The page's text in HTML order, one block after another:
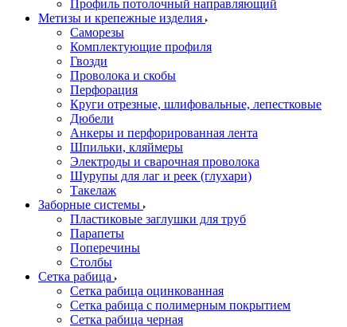
Профиль потолочный направляющий
Метизы и крепежные изделия
Саморезы
Комплектующие профиля
Гвозди
Проволока и скобы
Перфорация
Круги отрезные, шлифовальные, лепестковые
Дюбели
Анкеры и перфорированная лента
Шпильки, кляймеры
Электроды и сварочная проволока
Шурупы для лаг и реек (глухари)
Такелаж
Заборные системы
Пластиковые заглушки для труб
Парапеты
Поперечины
Столбы
Сетка рабица
Сетка рабица оцинкованная
Сетка рабица с полимерным покрытием
Сетка рабица черная